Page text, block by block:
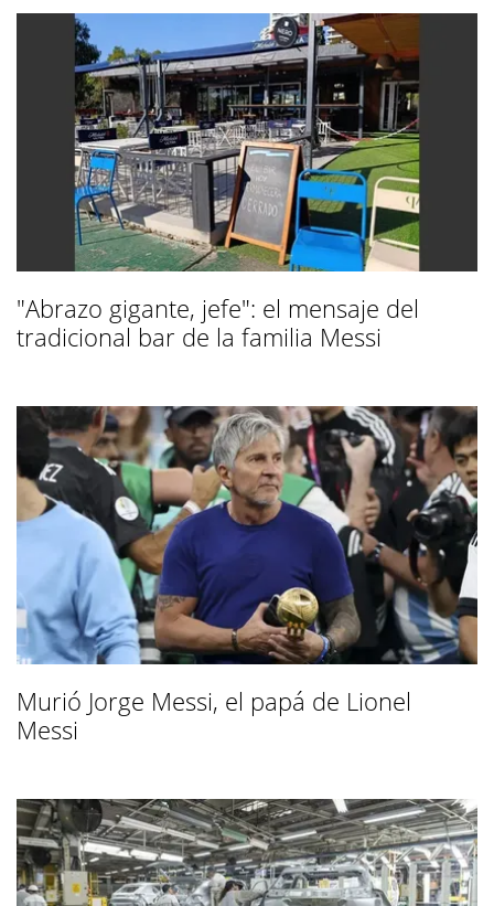
"Abrazo gigante, jefe": el mensaje del
tradicional bar de la familia Messi
Murió Jorge Messi, el papá de Lionel
Messi